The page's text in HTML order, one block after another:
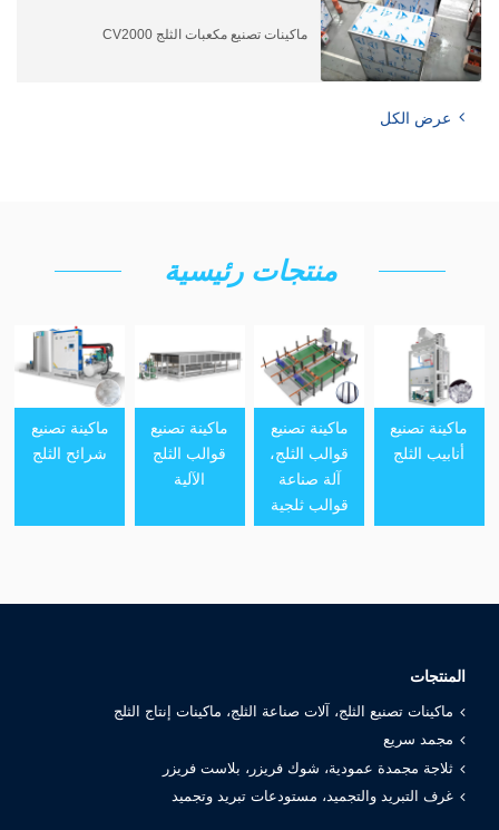
ماكينات تصنيع مكعبات الثلج CV2000
عرض الكل
منتجات رئيسية
ماكينة تصنيع
أنابيب الثلج
ماكينة تصنيع
قوالب الثلج،
آلة صناعة
قوالب ثلجية
ماكينة تصنيع
قوالب الثلج
الآلية
ماكينة تصنيع
شرائح الثلج
المنتجات
ماكينات تصنيع الثلج، آلات صناعة الثلج، ماكينات إنتاج الثلج
مجمد سريع
ثلاجة مجمدة عمودية، شوك فريزر، بلاست فريزر
غرف التبريد والتجميد، مستودعات تبريد وتجميد